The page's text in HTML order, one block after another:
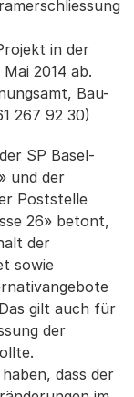
in der
2014 ab.
Bau-
267 92 30)
SP Basel-
und der
Poststelle
26» betont,
der
sowie
gilt auch für
der
dass der